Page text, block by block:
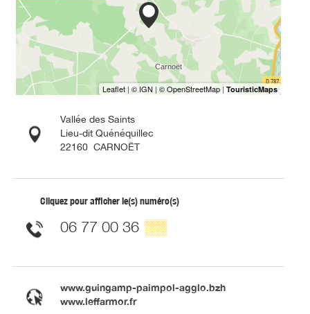
Vallée des Saints
Lieu-dit Quénéquillec
22160 CARNOËT
Cliquez pour afficher le(s) numéro(s)
06 77 00 36 ▒▒
www.guingamp-paimpol-agglo.bzh
www.leffarmor.fr